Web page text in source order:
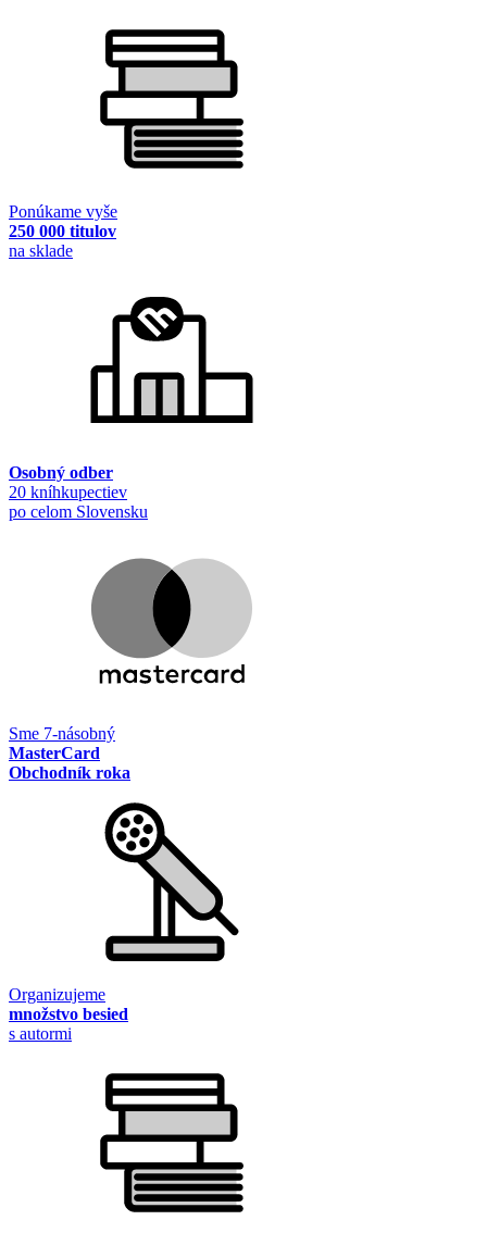
Ponúkame vyše
250 000 titulov
na sklade
Osobný odber
20 kníhkupectiev
po celom Slovensku
Sme 7-násobný
MasterCard
Obchodník roka
Organizujeme
množstvo besied
s autormi